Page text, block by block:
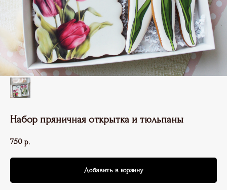
Набор пряничная открытка и тюльпаны
750 р.
Добавить в корзину